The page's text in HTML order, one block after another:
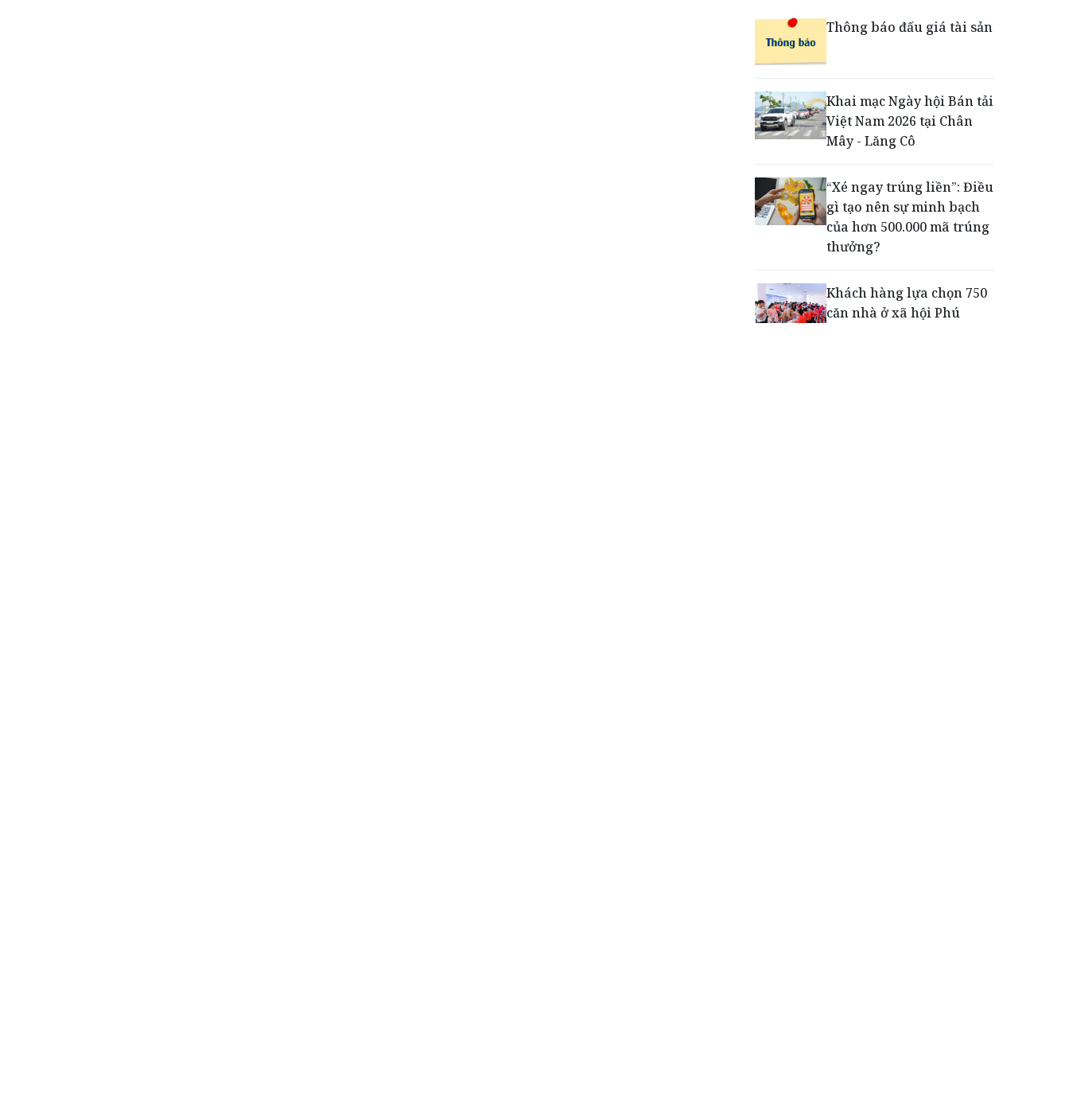
toán thưởng vượt kế
hoạch
lập nghiệp của người trẻ
toàn cầu
Thông báo đấu giá tài sản
Khai mạc Ngày hội Bán tải
Việt Nam 2026 tại Chân
Mây - Lăng Cô
“Xé ngay trúng liền”: Điều
gì tạo nên sự minh bạch
của hơn 500.000 mã trúng
thưởng?
Khách hàng lựa chọn 750
căn nhà ở xã hội Phú